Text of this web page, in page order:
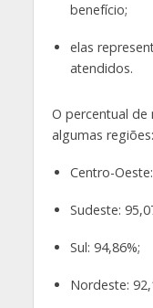
benefício;
elas
atendidos.
O percentual de
algumas regiões:
Centro-
Sudeste:
Sul: 94,86%;
Nordeste: